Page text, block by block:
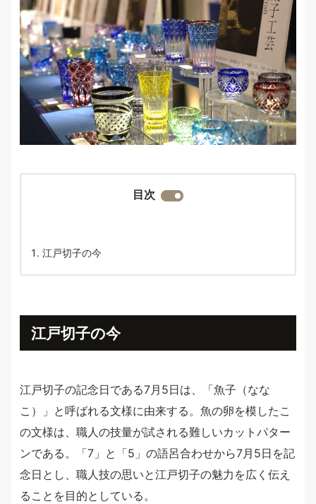
目次
江戸切子の今
江戸切子の今
江戸切子の記念日である7月5日は、「魚子（なな
こ）」と呼ばれる文様に由来する。魚の卵を模したこ
の文様は、職人の技量が試される難しいカットパター
ンである。「7」と「5」の語呂合わせから7月5日を記
念日とし、職人技の思いと江戸切子の魅力を広く伝え
ることを目的としている。